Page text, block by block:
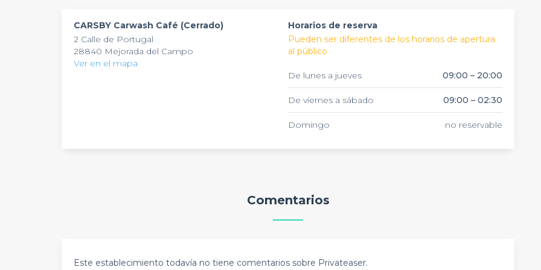
CARSBY Carwash Café (Cerrado)
2 Calle de Portugal
28840 Mejorada del Campo
Ver en el mapa
Horarios de reserva
Pueden ser diferentes de los horarios de apertura
al público
De lunes a jueves 09:00 – 20:00
De viernes a sábado 09:00 – 02:30
Domingo no reservable
Comentarios
Este establecimiento todavía no tiene comentarios sobre Privateaser.